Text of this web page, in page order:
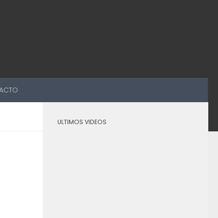
ULTIMOS VIDEOS